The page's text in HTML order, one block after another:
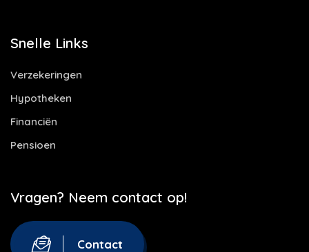
Snelle Links
Verzekeringen
Hypotheken
Financiën
Pensioen
Vragen? Neem contact op!
Contact